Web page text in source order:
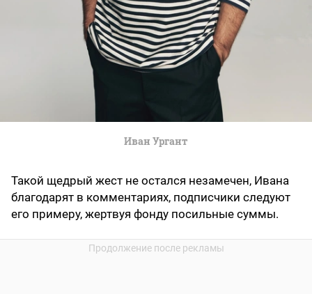
Иван Ургант
Такой щедрый жест не остался незамечен, Ивана
благодарят в комментариях, подписчики следуют
его примеру, жертвуя фонду посильные суммы.